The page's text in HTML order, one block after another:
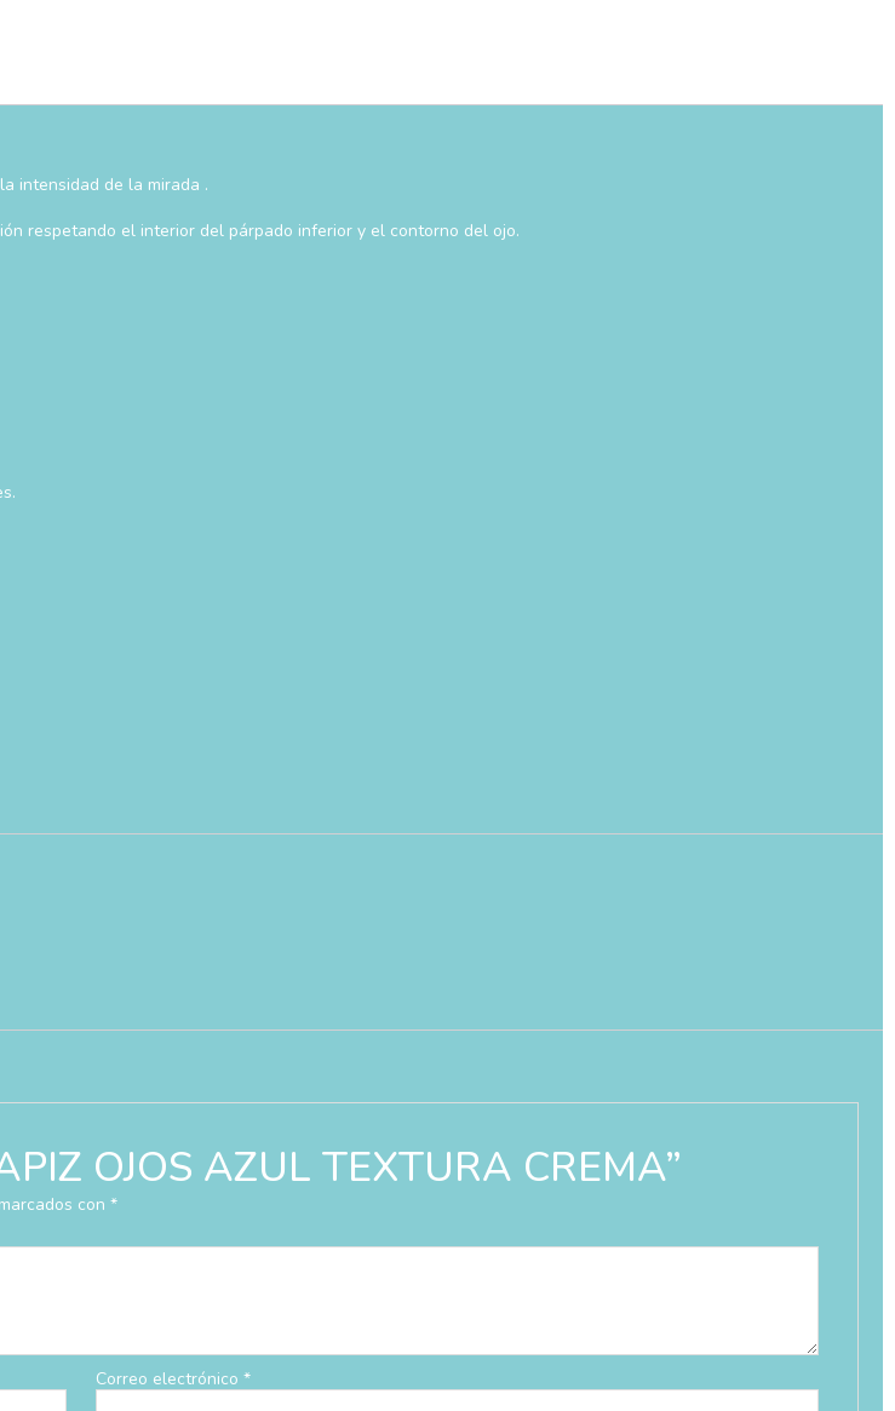
intensidad de la mirada .
respetando el interior del párpado inferior y el contorno del ojo.
OJOS AZUL TEXTURA CREMA”
con *
Correo electrónico*